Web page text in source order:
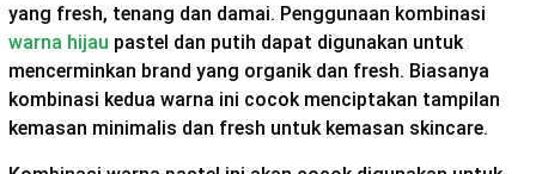
yang fresh, tenang dan damai. Penggunaan kombinasi
warna hijau pastel dan putih dapat digunakan untuk
mencerminkan brand yang organik dan fresh. Biasanya
kombinasi kedua warna ini cocok menciptakan tampilan
kemasan minimalis dan fresh untuk kemasan skincare.